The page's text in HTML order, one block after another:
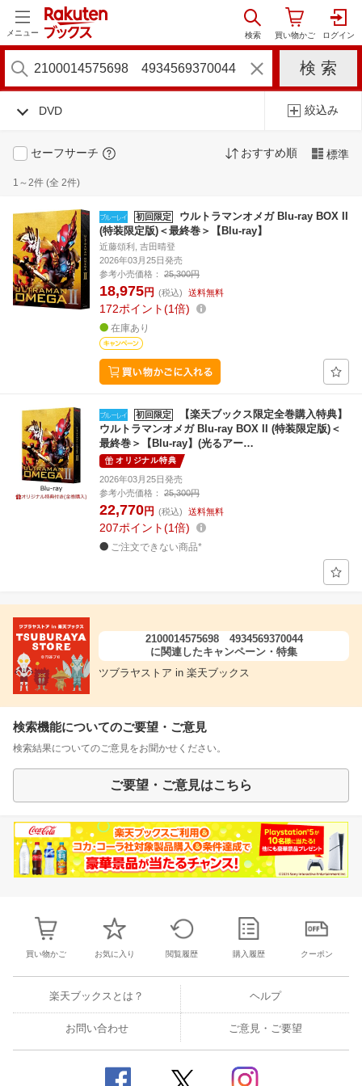
メニュー
DVD 絞込み
セーフサーチ おすすめ順 標準
1～2件 (全 2件)
初回限定
ウルトラマンオメガ Blu-ray BOX II
(特装限定版)＜最終巻＞【Blu-ray】
近藤頌利, 吉田晴登
2026年03月25日発売
参考小売価格：
25,300円
18,975円 (税込) 送料無料
172ポイント 1倍
在庫あり
初回限定
【楽天ブックス限定全巻購入特典】
ウルトラマンオメガ Blu-ray BOX II (特装限定版)＜
最終巻＞【Blu-ray】(光るアー…
オリジナル特典
2026年03月25日発売
参考小売価格：
25,300円
22,770円 (税込) 送料無料
207ポイント 1倍
ご注文できない商品*
2100014575698 4934569370044
に関連したキャンペーン・特集
ツブラヤストア in 楽天ブックス
検索機能についてのご要望・ご意見
検索結果についてのご意見をお聞かせください。
ご要望・ご意見はこちら
買い物かご お気に入り 閲覧履歴 購入履歴 クーポン
楽天ブックスとは？ ヘルプ
お問い合わせ ご意見・ご要望